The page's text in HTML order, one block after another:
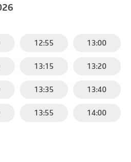
12:55 13:00
13:15 13:20
13:35 13:40
13:55 14:00